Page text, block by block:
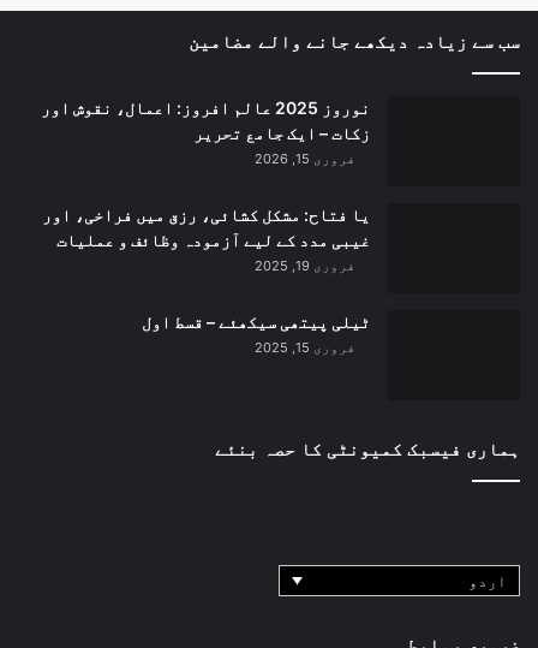
سب سے زیادہ دیکھے جانے والے مضامین
نوروز 2025 عالم افروز: اعمال، نقوش اور
زکات – ایک جامع تحریر
فروری 15, 2026
یا فتاح: مشکل کشائی، رزق میں فراخی، اور
غیبی مدد کے لیے آزمودہ وظائف و عملیات
فروری 19, 2025
ٹیلی پیتھی سیکھئے – قسط اول
فروری 15, 2025
ہماری فیسبک کمیونٹی کا حصہ بنئے
اردو